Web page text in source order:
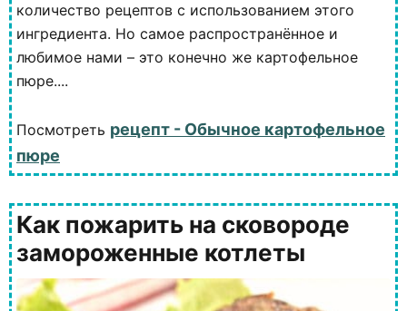
количество рецептов с использованием этого
ингредиента. Но самое распространённое и
любимое нами – это конечно же картофельное
пюре....
Посмотреть рецепт - Обычное картофельное
пюре
Как пожарить на сковороде
замороженные котлеты